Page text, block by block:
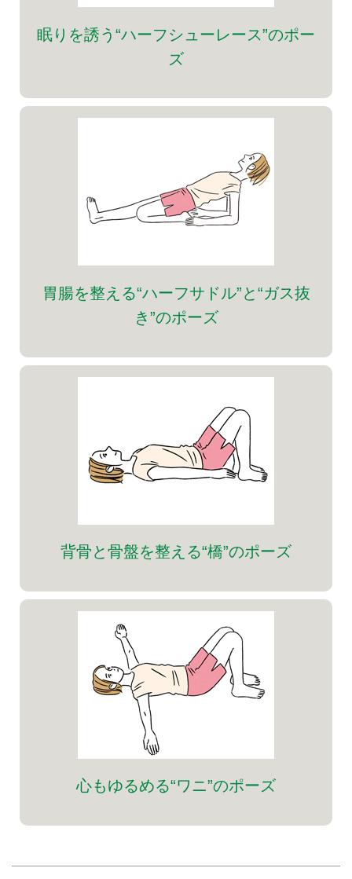
眠りを誘う“ハーフシューレース”のポー
ズ
胃腸を整える“ハーフサドル”と“ガス抜
き”のポーズ
背骨と骨盤を整える“橋”のポーズ
心もゆるめる“ワニ”のポーズ